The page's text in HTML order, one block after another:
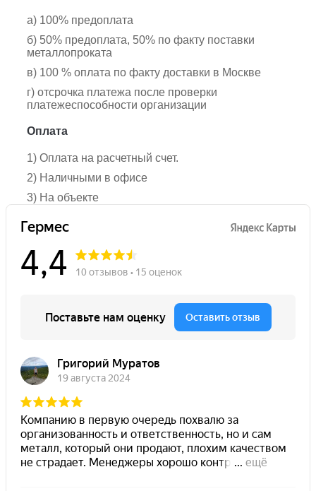
а) 100% предоплата
б) 50% предоплата, 50% по факту поставки
металлопроката
в) 100 % оплата по факту доставки в Москве
г) отсрочка платежа после проверки
платежеспособности организации
Оплата
1) Оплата на расчетный счет.
2) Наличными в офисе
3) На объекте